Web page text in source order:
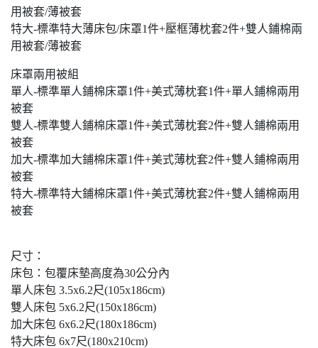
用被套/薄被套
特大-標準特大薄床包/床罩1件+壓框薄枕套2件+雙人鋪棉兩
用被套/薄被套
床罩兩用被組
單人-標準單人鋪棉床罩1件+美式薄枕套1件+單人鋪棉兩用
被套
雙人-標準雙人鋪棉床罩1件+美式薄枕套2件+雙人鋪棉兩用
被套
加大-標準加大鋪棉床罩1件+美式薄枕套2件+雙人鋪棉兩用
被套
特大-標準特大鋪棉床罩1件+美式薄枕套2件+雙人鋪棉兩用
被套
尺寸：
床包：包覆床墊高度為30公分內
單人床包 3.5x6.2尺(105x186cm)
雙人床包 5x6.2尺(150x186cm)
加大床包 6x6.2尺(180x186cm)
特大床包 6x7尺(180x210cm)